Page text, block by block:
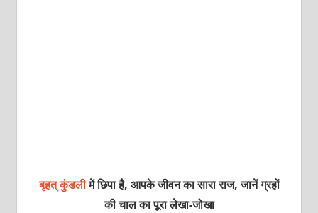
बृहत् कुंडलीमें छिपा है, आपके जीवन का सारा राज, जानें ग्रहों
की चाल का पूरा लेखा-जोखा